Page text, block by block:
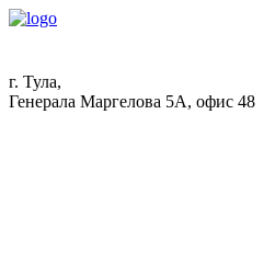
г. Тула,
Генерала Маргелова 5А, офис 48